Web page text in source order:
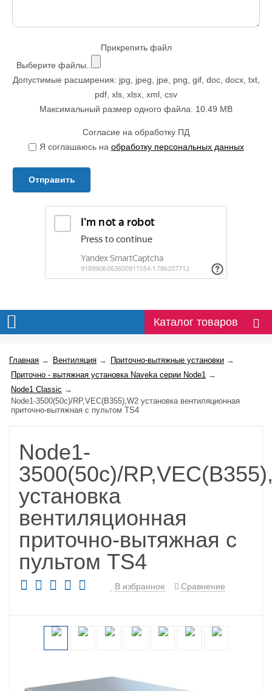
Прикрепить файл
Выберите файлы..
Допустимые расширения: jpg, jpeg, jpe, png, gif, doc, docx, txt,
pdf, xls, xlsx, xml, csv
Максимальный размер одного файла: 10.49 MB
Согласие на обработку ПД
Я соглашаюсь на обработку персональных данных
Отправить
Каталог товаров
Главная → Вентиляция → Приточно-вытяжные установки →
Приточно - вытяжная установка Naveka серии Node1 →
Node1 Classic →
Node1-3500(50c)/RP,VEC(B355),W2 установка вентиляционная
приточно-вытяжная с пультом TS4
Node1-
3500(50c)/
установка
вентиляционная
приточно-вытяжная с
пультом TS4
В избранное Сравнение